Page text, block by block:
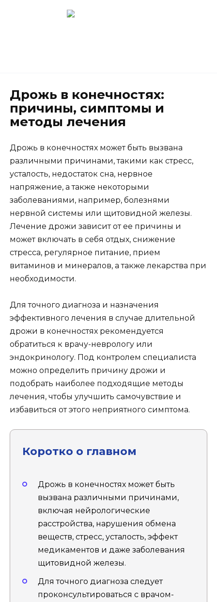
Дрожь в конечностях:
причины, симптомы и
методы лечения
Дрожь в конечностях может быть вызвана
различными причинами, такими как стресс,
усталость, недостаток сна, нервное
напряжение, а также некоторыми
заболеваниями, например, болезнями
нервной системы или щитовидной железы.
Лечение дрожи зависит от ее причины и
может включать в себя отдых, снижение
стресса, регулярное питание, прием
витаминов и минералов, а также лекарства при
необходимости.
Для точного диагноза и назначения
эффективного лечения в случае длительной
дрожи в конечностях рекомендуется
обратиться к врачу-неврологу или
эндокринологу. Под контролем специалиста
можно определить причину дрожи и
подобрать наиболее подходящие методы
лечения, чтобы улучшить самочувствие и
избавиться от этого неприятного симптома.
Коротко о главном
Дрожь в конечностях может быть
вызвана различными причинами,
включая нейрологические
расстройства, нарушения обмена
веществ, стресс, усталость, эффект
медикаментов и даже заболевания
щитовидной железы.
Для точного диагноза следует
проконсультироваться с врачом-